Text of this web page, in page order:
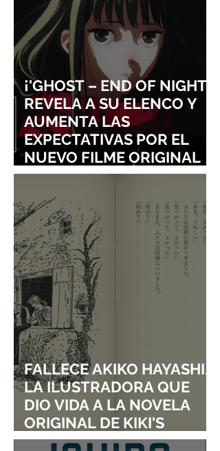
¡'GHOST – END OF NIGHT'
REVELA A SU ELENCO Y
AUMENTA LAS
EXPECTATIVAS POR EL
NUEVO FILME ORIGINAL
DE SHINGO NATSUME!
FALLECE AKIKO HAYASHI,
LA ILUSTRADORA QUE
DIO VIDA A LA NOVELA
ORIGINAL DE KIKI'S
DELIVERY SERVICE